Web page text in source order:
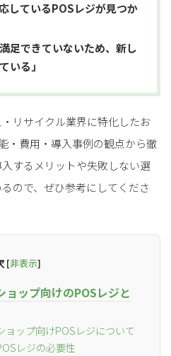
しているPOSレジが見つか
足できていないため、新し
いる」
リサイクル業界に特化したお
・費用・導入事例の観点から徹
するメリットや失敗しない選
ので、ぜひ参考にしてくださ
[非表示]
ョップ向けのPOSレジと
ョップ向けPOSレジについて
レジの必要性